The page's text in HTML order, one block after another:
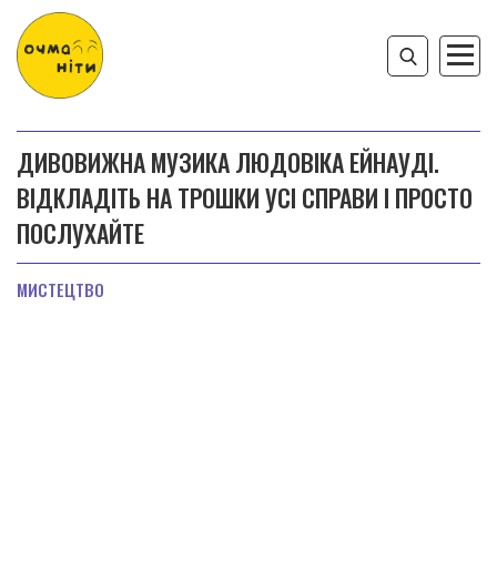
ДИВОВИЖНА МУЗИКА ЛЮДОВІКА ЕЙНАУДІ.
ВІДКЛАДІТЬ НА ТРОШКИ УСІ СПРАВИ І ПРОСТО
ПОСЛУХАЙТЕ
МИСТЕЦТВО